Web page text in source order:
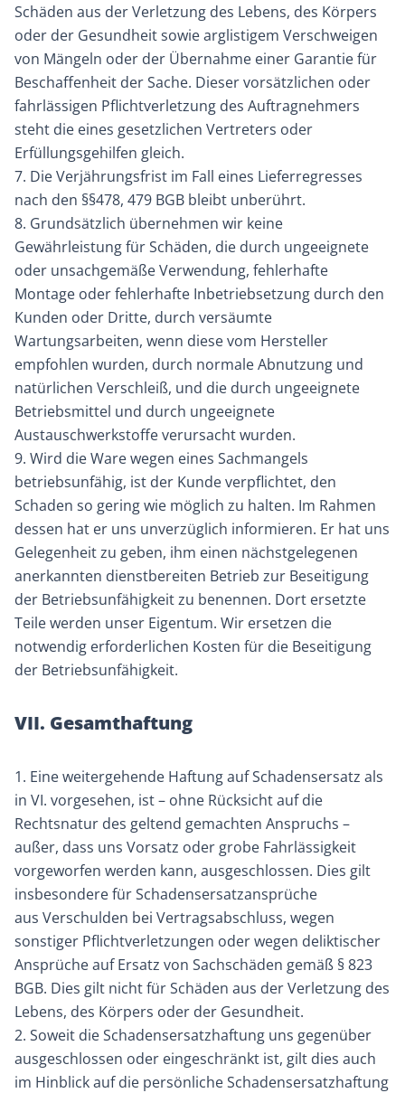
Schäden aus der Verletzung des Lebens, des Körpers
oder der Gesundheit sowie arglistigem Verschweigen
von Mängeln oder der Übernahme einer Garantie für
Beschaffenheit der Sache. Dieser vorsätzlichen oder
fahrlässigen Pflichtverletzung des Auftragnehmers
steht die eines gesetzlichen Vertreters oder
Erfüllungsgehilfen gleich.
7. Die Verjährungsfrist im Fall eines Lieferregresses
nach den §§478, 479 BGB bleibt unberührt.
8. Grundsätzlich übernehmen wir keine
Gewährleistung für Schäden, die durch ungeeignete
oder unsachgemäße Verwendung, fehlerhafte
Montage oder fehlerhafte Inbetriebsetzung durch den
Kunden oder Dritte, durch versäumte
Wartungsarbeiten, wenn diese vom Hersteller
empfohlen wurden, durch normale Abnutzung und
natürlichen Verschleiß, und die durch ungeeignete
Betriebsmittel und durch ungeeignete
Austauschwerkstoffe verursacht wurden.
9. Wird die Ware wegen eines Sachmangels
betriebsunfähig, ist der Kunde verpflichtet, den
Schaden so gering wie möglich zu halten. Im Rahmen
dessen hat er uns unverzüglich informieren. Er hat uns
Gelegenheit zu geben, ihm einen nächstgelegenen
anerkannten dienstbereiten Betrieb zur Beseitigung
der Betriebsunfähigkeit zu benennen. Dort ersetzte
Teile werden unser Eigentum. Wir ersetzen die
notwendig erforderlichen Kosten für die Beseitigung
der Betriebsunfähigkeit.
VII. Gesamthaftung
1. Eine weitergehende Haftung auf Schadensersatz als
in VI. vorgesehen, ist – ohne Rücksicht auf die
Rechtsnatur des geltend gemachten Anspruchs –
außer, dass uns Vorsatz oder grobe Fahrlässigkeit
vorgeworfen werden kann, ausgeschlossen. Dies gilt
insbesondere für Schadensersatzansprüche
aus Verschulden bei Vertragsabschluss, wegen
sonstiger Pflichtverletzungen oder wegen deliktischer
Ansprüche auf Ersatz von Sachschäden gemäß § 823
BGB. Dies gilt nicht für Schäden aus der Verletzung des
Lebens, des Körpers oder der Gesundheit.
2. Soweit die Schadensersatzhaftung uns gegenüber
ausgeschlossen oder eingeschränkt ist, gilt dies auch
im Hinblick auf die persönliche Schadensersatzhaftung